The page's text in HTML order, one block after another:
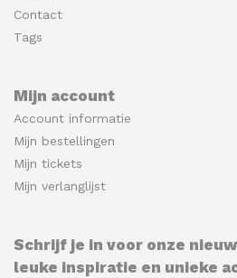
Contact
Tags
Mijn account
Account informatie
Mijn bestellingen
Mijn tickets
Mijn verlanglijst
Schrijf je in voor onze
leuke inspiratie en unieke